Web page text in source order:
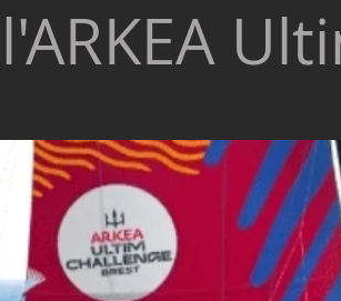
l'ARKEA